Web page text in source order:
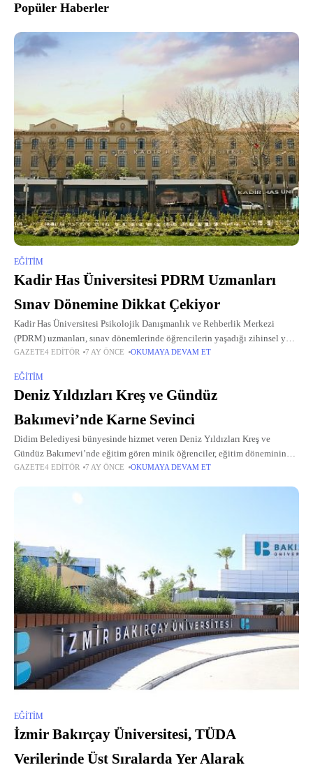
Popüler Haberler
EĞITIM
Kadir Has Üniversitesi PDRM Uzmanları
Sınav Dönemine Dikkat Çekiyor
Kadir Has Üniversitesi Psikolojik Danışmanlık ve Rehberlik Merkezi
(PDRM) uzmanları, sınav dönemlerinde öğrencilerin yaşadığı zihinsel yük
ve erteleme döngüsüne dikkat çekiyor.
GAZETE4 EDITÖR 7 AY ÖNCE OKUMAYA DEVAM ET
EĞITIM
Deniz Yıldızları Kreş ve Gündüz
Bakımevi’nde Karne Sevinci
Didim Belediyesi bünyesinde hizmet veren Deniz Yıldızları Kreş ve
Gündüz Bakımevi’nde eğitim gören minik öğrenciler, eğitim döneminin
tamamlanmasının ardından karne almanın heyecanını yaşadı.
GAZETE4 EDITÖR 7 AY ÖNCE OKUMAYA DEVAM ET
EĞITIM
İzmir Bakırçay Üniversitesi, TÜDA
Verilerinde Üst Sıralarda Yer Alarak